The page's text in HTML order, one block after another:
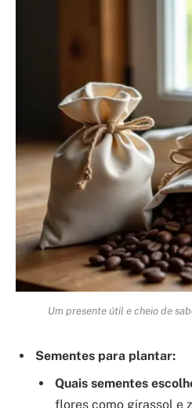
Um presente útil e cheio de
Sementes para plantar:
Quais sementes
flores como girassol e